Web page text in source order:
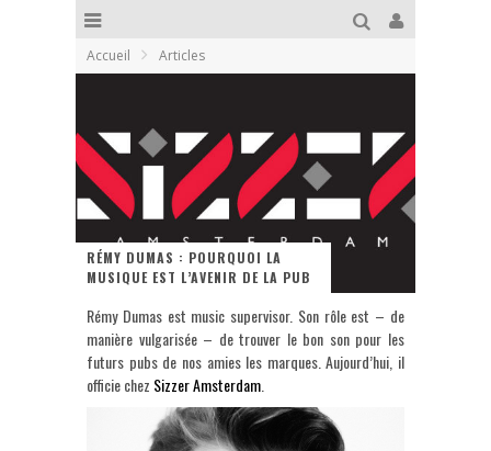
Accueil Articles
RÉMY DUMAS : POURQUOI LA
MUSIQUE EST L’AVENIR DE LA PUB
Rémy Dumas est music supervisor. Son rôle est – de
manière vulgarisée – de trouver le bon son pour les
futurs pubs de nos amies les marques. Aujourd’hui, il
officie chez Sizzer Amsterdam